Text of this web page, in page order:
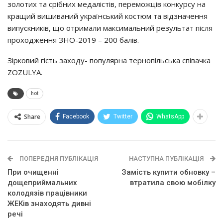
золотих та срібних медалістів, переможців конкурсу на
кращий вишиваний український костюм та відзначення
випускників, що отримали максимальний результат після
проходження ЗНО-2019 – 200 балів.
Зірковий гість заходу- популярна тернопільська співачка
ZOZULYA.
hot
Share Facebook Twitter WhatsApp
ПОПЕРЕДНЯ ПУБЛІКАЦІЯ
При очищенні
дощеприймальних
колодязів працівники
ЖЕКів знаходять дивні
речі
НАСТУПНА ПУБЛІКАЦІЯ
Замість купити обновку –
втратила свою мобілку